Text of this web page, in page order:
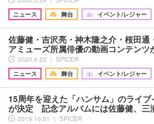
ニュース
舞台 イベント/レジャー
佐藤健・吉沢亮・神木隆之介・桜田通
アミューズ所属俳優の動画コンテン
2020.4.22 ｜ SPICER
ニュース
舞台 イベント/レジャー
15周年を迎えた「ハンサム」のライ
が決定 記念アルバムには佐藤健、三
2019.10.31 ｜ SPICER